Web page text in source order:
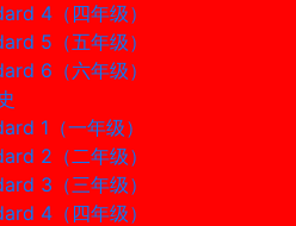
4（四年级）
5（五年级）
6（六年级）
1（一年级）
2（二年级）
3（三年级）
4（四年级）